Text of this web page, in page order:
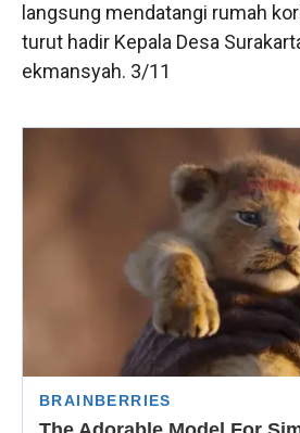
langsung mendatangi rumah
turut hadir Kepala Desa
ekmansyah. 3/11